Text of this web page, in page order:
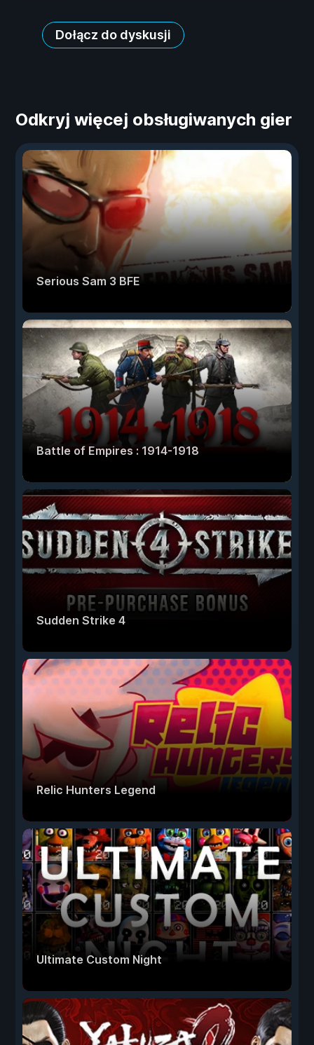
Dołącz do dyskusji
Odkryj więcej obsługiwanych gier
Serious Sam 3 BFE
Battle of Empires : 1914-1918
Sudden Strike 4
Relic Hunters Legend
Ultimate Custom Night